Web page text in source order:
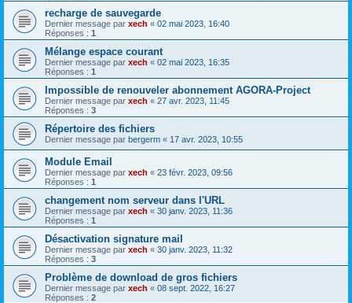
recharge de sauvegarde
Dernier message par xech « 02 mai 2023, 16:40
Réponses : 1
Mélange espace courant
Dernier message par xech « 02 mai 2023, 16:35
Réponses : 1
Impossible de renouveler abonnement AGORA-Project
Dernier message par xech « 27 avr. 2023, 11:45
Réponses : 3
Répertoire des fichiers
Dernier message par bergerm « 17 avr. 2023, 10:55
Module Email
Dernier message par xech « 23 févr. 2023, 09:56
Réponses : 1
changement nom serveur dans l'URL
Dernier message par xech « 30 janv. 2023, 11:36
Réponses : 1
Désactivation signature mail
Dernier message par xech « 30 janv. 2023, 11:32
Réponses : 3
Problème de download de gros fichiers
Dernier message par xech « 08 sept. 2022, 16:27
Réponses : 2